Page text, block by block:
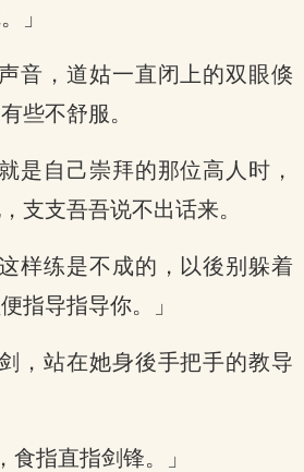
」
音，道姑一直闭上的双眼倏
些不舒服。
是自己崇拜的那位高人时，
支支吾吾说不出话来。
样练是不成的，以後别躲着
指导指导你。」
，站在她身後手把手的教导
食指直指剑锋。」